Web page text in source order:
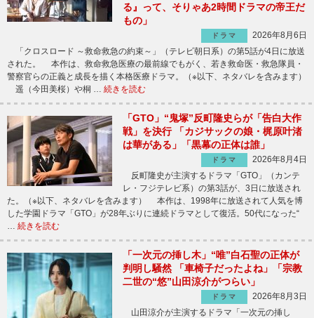
る』って、そりゃあ2時間ドラマの帝王だ
もの」
ドラマ
2026年8月6日
「クロスロード ～救命救急の約束～」（テレビ朝日系）の第5話が4日に放送
された。 本作は、救命救急医療の最前線でもがく、若き救命医・救急隊員・
警察官らの正義と成長を描く本格医療ドラマ。（※以下、ネタバレを含みます）
遥（今田美桜）や桐 … 続きを読む
「GTO」“鬼塚”反町隆史らが「告白大作
戦」を決行 「カジサックの娘・梶原叶渚
は華がある」「黒幕の正体は誰」
ドラマ
2026年8月4日
反町隆史が主演するドラマ「GTO」（カンテ
レ・フジテレビ系）の第3話が、3日に放送され
た。（※以下、ネタバレを含みます） 本作は、1998年に放送されて人気を博
した学園ドラマ「GTO」が28年ぶりに連続ドラマとして復活。50代になった“
… 続きを読む
「一次元の挿し木」“唯”白石聖の正体が
判明し騒然 「車椅子だったよね」「宗教
二世の“悠”山田涼介がつらい」
ドラマ
2026年8月3日
山田涼介が主演するドラマ「一次元の挿し